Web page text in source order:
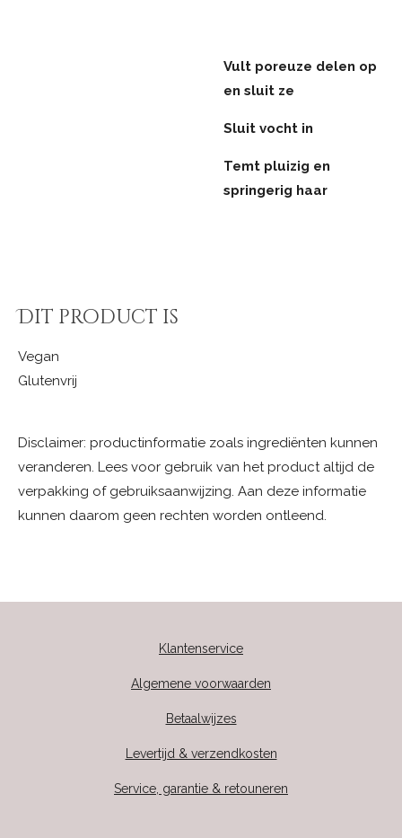
Vult poreuze delen op
en sluit ze
Sluit vocht in
Temt pluizig en
springerig haar
Dit product is
Vegan
Glutenvrij
Disclaimer: productinformatie zoals ingrediënten kunnen
veranderen. Lees voor gebruik van het product altijd de
verpakking of gebruiksaanwijzing. Aan deze informatie
kunnen daarom geen rechten worden ontleend.
Klantenservice
Algemene voorwaarden
Betaalwijzes
Levertijd & verzendkosten
Service, garantie & retouneren